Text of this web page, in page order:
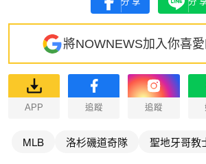
將NOWNEWS加入你喜
APP 追蹤 追蹤
MLB 洛杉磯道奇隊 聖地牙哥教